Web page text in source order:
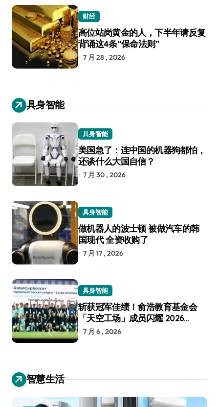
财经
高位站岗黄金的人，下半年请反复
背诵这4条“保命法则”
7 月 28 , 2026
具身智能
具身智能
美国急了：连中国的机器狗都怕，
还谈什么大国自信？
7 月 30 , 2026
具身智能
做机器人的波士顿 被做汽车的韩
国现代 全资收购了
7 月 17 , 2026
具身智能
斩获冠军佳绩！俞浩教育基金会
「天空工场」成员闪耀 2026
RoboCup 机器人世界杯
7 月 6 , 2026
智慧生活